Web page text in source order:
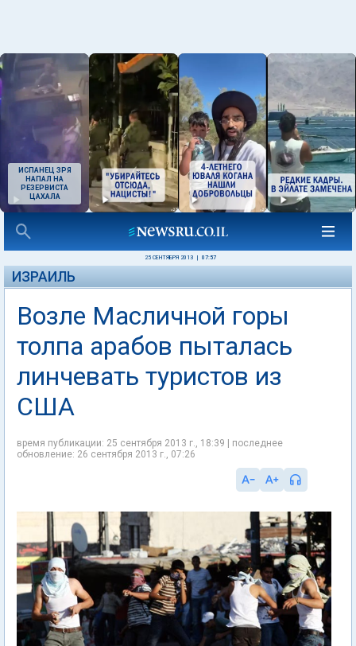
ИСПАНЕЦ ЗРЯ
НАПАЛ НА
РЕЗЕРВИСТА
ЦАХАЛА
25 СЕНТЯБРЯ 2013 07:57
ИЗРАИЛЬ
Возле Масличной горы
толпа арабов пыталась
линчевать туристов из
США
время публикации: 25 сентября 2013 г., 18:39 | последнее
обновление: 26 сентября 2013 г., 07:26